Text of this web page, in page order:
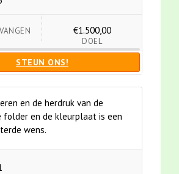
€1.500,00
DOEL
STEUN ONS!
en de herdruk van de
folder en de kleurplaat is een
wens.